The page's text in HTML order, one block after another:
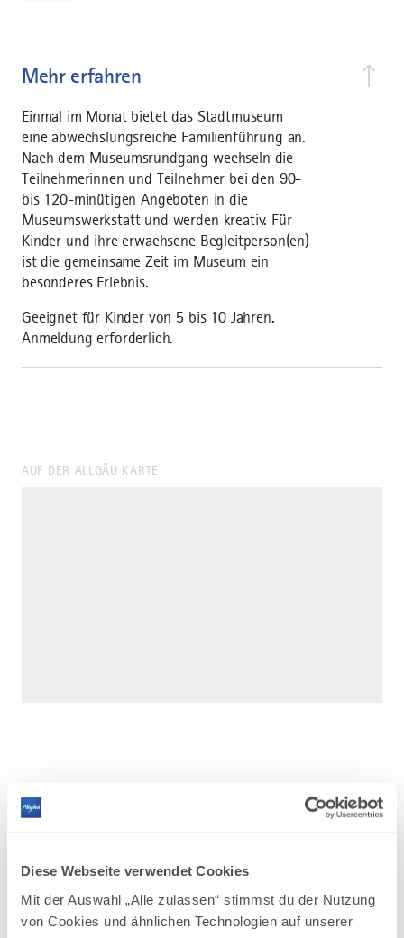
Diese Webseite verwendet Cookies
Mit der Auswahl „Alle zulassen“ stimmst du der Nutzung
von Cookies und ähnlichen Technologien auf unserer
Mehr erfahren
Einmal im Monat bietet das Stadtmuseum
eine abwechslungsreiche Familienführung an.
Nach dem Museumsrundgang wechseln die
Teilnehmerinnen und Teilnehmer bei den 90-
bis 120-minütigen Angeboten in die
Museumswerkstatt und werden kreativ. Für
Kinder und ihre erwachsene Begleitperson(en)
ist die gemeinsame Zeit im Museum ein
besonderes Erlebnis.
Geeignet für Kinder von 5 bis 10 Jahren.
Anmeldung erforderlich.
AUF DER ALLGÄU KARTE
Veranstaltungen